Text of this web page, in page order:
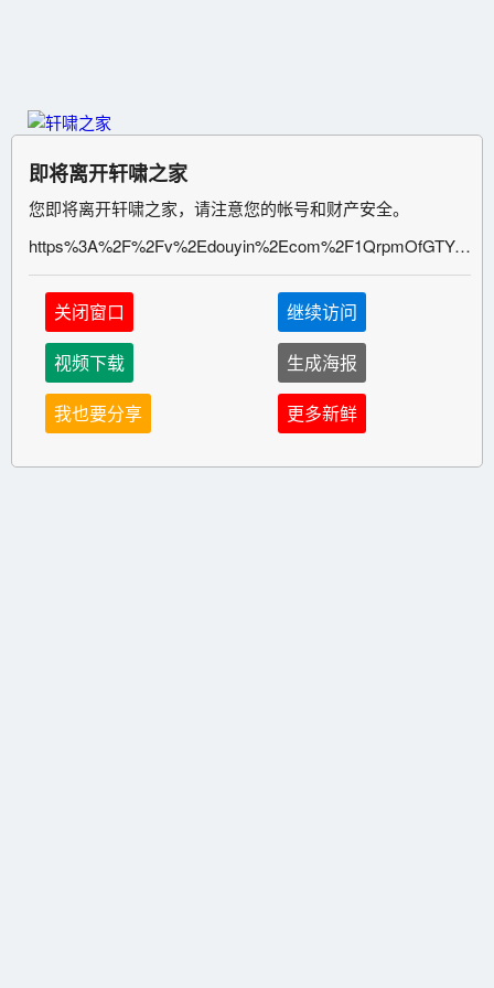
即将离开轩啸之家
您即将离开轩啸之家，请注意您的帐号和财产安全。
https%3A%2F%2Fv%2Edouyin%2Ecom%2F1QrpmOfGTYo%2F
关闭窗口
继续访问
视频下载
生成海报
我也要分享
更多新鲜